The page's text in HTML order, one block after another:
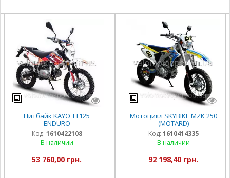
Питбайк KAYO TT125
ENDURO
Код: 1610422108
В наличии
53 760,00 грн.
Мотоцикл SKYBIKE MZK 250
(MOTARD)
Код: 1610414335
В наличии
92 198,40 грн.